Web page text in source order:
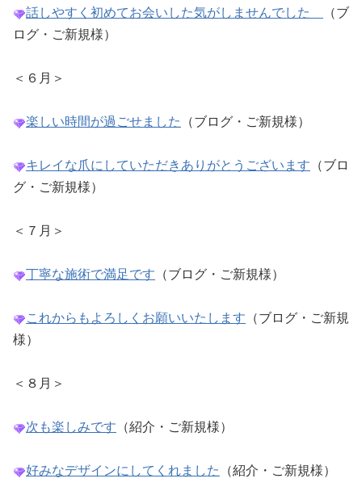
話しやすく初めてお会いした気がしませんでした
（ブ
ログ・ご新規様）
＜６月＞
楽しい時間が過ごせました （ブログ・ご新規様）
キレイな爪にしていただきありがとうございます （ブロ
グ・ご新規様）
＜７月＞
丁寧な施術で満足です （ブログ・ご新規様）
これからもよろしくお願いいたします （ブログ・ご新規
様）
＜８月＞
次も楽しみです （紹介・ご新規様）
好みなデザインにしてくれました （紹介・ご新規様）